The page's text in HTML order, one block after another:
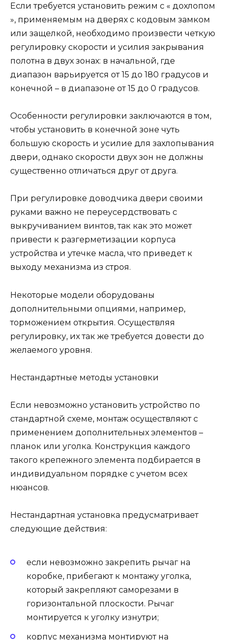
Если требуется установить режим с « дохлопом
», применяемым на дверях с кодовым замком
или защелкой, необходимо произвести четкую
регулировку скорости и усилия закрывания
полотна в двух зонах: в начальной, где
диапазон варьируется от 15 до 180 градусов и
конечной – в диапазоне от 15 до 0 градусов.
Особенности регулировки заключаются в том,
чтобы установить в конечной зоне чуть
большую скорость и усилие для захлопывания
двери, однако скорости двух зон не должны
существенно отличаться друг от друга.
При регулировке доводчика двери своими
руками важно не переусердствовать с
выкручиванием винтов, так как это может
привести к разгерметизации корпуса
устройства и утечке масла, что приведет к
выходу механизма из строя.
Некоторые модели оборудованы
дополнительными опциями, например,
торможением открытия. Осуществляя
регулировку, их так же требуется довести до
желаемого уровня.
Нестандартные методы установки
Если невозможно установить устройство по
стандартной схеме, монтаж осуществляют с
применением дополнительных элементов –
планок или уголка. Конструкция каждого
такого крепежного элемента подбирается в
индивидуальном порядке с учетом всех
нюансов.
Нестандартная установка предусматривает
следующие действия:
если невозможно закрепить рычаг на
коробке, прибегают к монтажу уголка,
который закрепляют саморезами в
горизонтальной плоскости. Рычаг
монтируется к уголку изнутри;
корпус механизма монтируют на